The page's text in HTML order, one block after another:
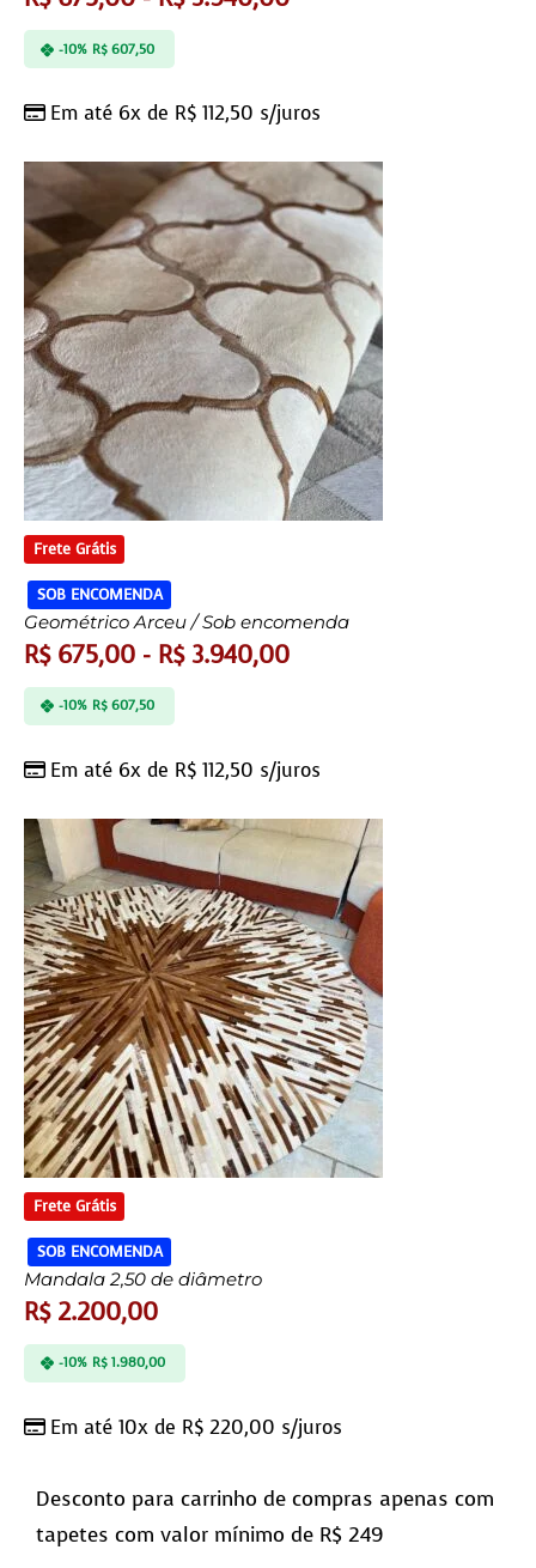
Em até 6x de R$ 112,50 s/juros
-10% R$607,50
Frete Grátis
SOB ENCOMENDA
Geométrico Arceu / Sob encomenda
R$675,00 - R$3.940,00
Em até 6x de R$ 112,50 s/juros
-10% R$607,50
Frete Grátis
SOB ENCOMENDA
Mandala 2,50 de diâmetro
R$2.200,00
Em até 10x de R$ 220,00 s/juros
-10% R$1.980,00
Desconto para carrinho de compras apenas com
tapetes com valor mínimo de R$ 249